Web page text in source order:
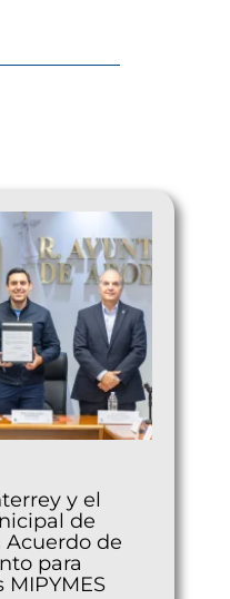
y el
de
de
para